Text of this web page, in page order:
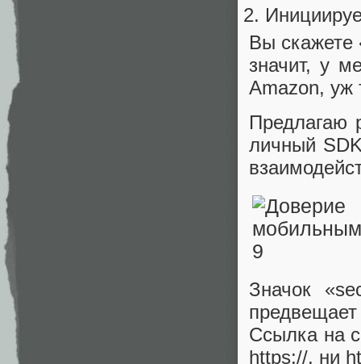
Вы скажете
значит, у
Amazon, уж
Предлагаю
личный
Значок
Ссылка на
https://, ни